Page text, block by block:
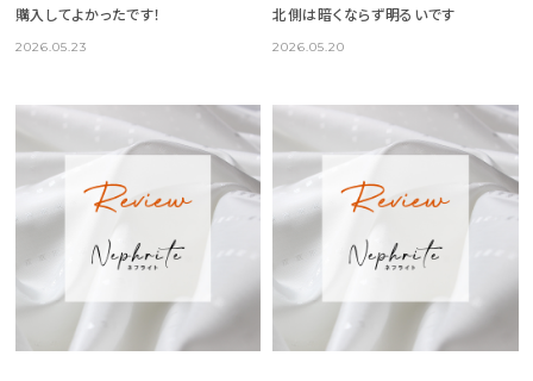
購入してよかったです！
2026.05.23
北側は暗くならず明るいです
2026.05.20